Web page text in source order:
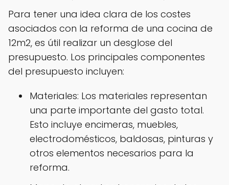
Para tener una idea clara de los costes
asociados con la reforma de una cocina de
12m2, es útil realizar un desglose del
presupuesto. Los principales componentes
del presupuesto incluyen:
Materiales: Los materiales representan
una parte importante del gasto total.
Esto incluye encimeras, muebles,
electrodomésticos, baldosas, pinturas y
otros elementos necesarios para la
reforma.